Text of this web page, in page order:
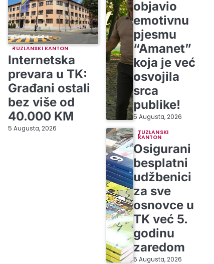
TUZLANSKI KANTON
Internetska
prevara u TK:
Građani ostali
bez više od
40.000 KM
5 Augusta, 2026
objavio
emotivnu
pjesmu
“Amanet”
koja je već
osvojila
srca
publike!
5 Augusta, 2026
TUZLANSKI
KANTON
Osigurani
besplatni
udžbenici
za sve
osnovce u
TK već 5.
godinu
zaredom
5 Augusta, 2026